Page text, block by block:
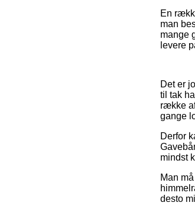
En
man
mange
levere
Det er
til tak
række
gange
Derfor
mindst
Man
desto